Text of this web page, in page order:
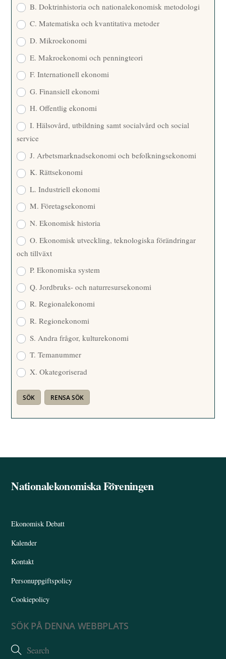
B. Doktrinhistoria och nationalekonomisk metodologi
C. Matematiska och kvantitativa metoder
D. Mikroekonomi
E. Makroekonomi och penningteori
F. Internationell ekonomi
G. Finansiell ekonomi
H. Offentlig ekonomi
I. Hälsovård, utbildning samt socialvård och social
service
J. Arbetsmarknadsekonomi och befolkningsekonomi
K. Rättsekonomi
L. Industriell ekonomi
M. Företagsekonomi
N. Ekonomisk historia
O. Ekonomisk utveckling, teknologiska förändringar
och tillväxt
P. Ekonomiska system
Q. Jordbruks- och naturresursekonomi
R. Regionalekonomi
R. Regionekonomi
S. Andra frågor, kulturekonomi
T. Temanummer
X. Okategoriserad
Back
Nationalekonomiska Föreningen
Ekonomisk Debatt
Kalender
Kontakt
Personuppgiftspolicy
Cookiepolicy
SÖK PÅ DENNA WEBBPLATS